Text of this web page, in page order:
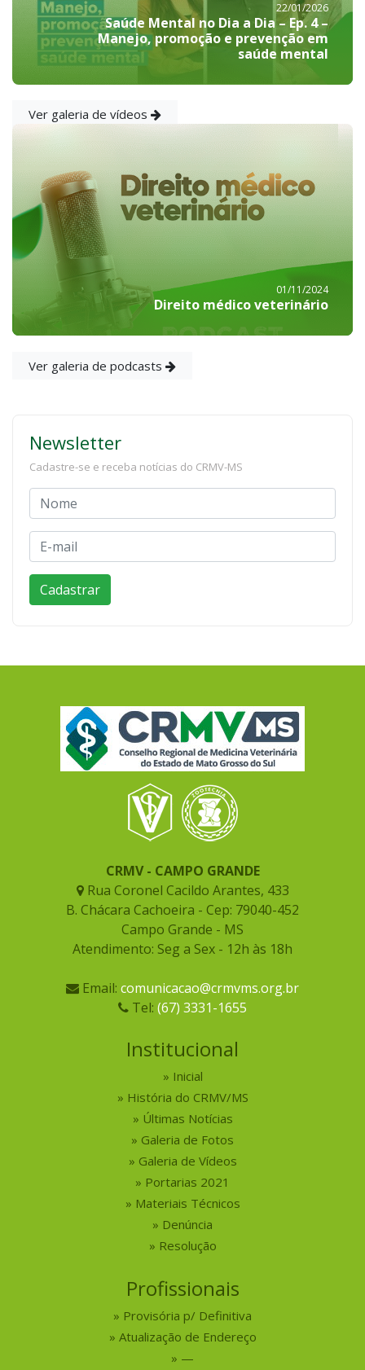
22/01/2026
Saúde Mental no Dia a Dia – Ep. 4 –
Manejo, promoção e prevenção em
saúde mental
Ver galeria de vídeos
01/11/2024
Direito médico veterinário
Ver galeria de podcasts
Newsletter
Cadastre-se e receba notícias do CRMV-MS
CRMV - CAMPO GRANDE
Rua Coronel Cacildo Arantes, 433
B. Chácara Cachoeira - Cep: 79040-452
Campo Grande - MS
Atendimento: Seg a Sex - 12h às 18h
Email: comunicacao@crmvms.org.br
Tel: (67) 3331-1655
Institucional
Inicial
História do CRMV/MS
Últimas Notícias
Galeria de Fotos
Galeria de Vídeos
Portarias 2021
Materiais Técnicos
Denúncia
Resolução
Profissionais
Provisória p/ Definitiva
Atualização de Endereço
—